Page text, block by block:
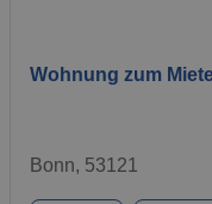
Wohnung zum
Bonn, 53121